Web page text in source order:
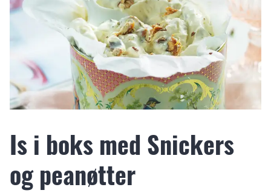
Is i boks med Snickers
og peanøtter